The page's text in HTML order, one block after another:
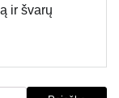
ir švarų